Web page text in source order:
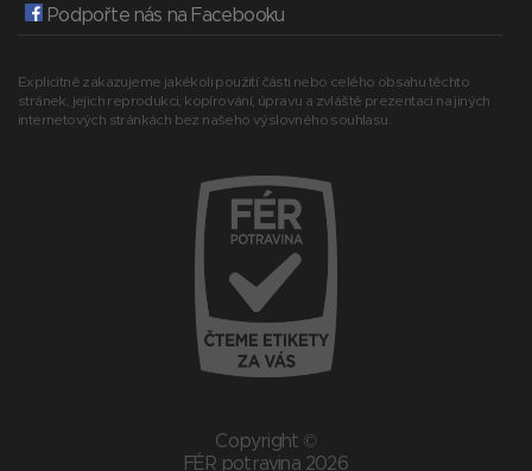
Podpořte nás na Facebooku
Explicitně zakazujeme jakékoli použití části nebo celého obsahu těchto
stránek, jejich reprodukci, kopírování, úpravu a zvláště prezentaci na jiných
internetových stránkách bez našeho výslovného souhlasu.
Copyright ©
FÉR potravina 2026